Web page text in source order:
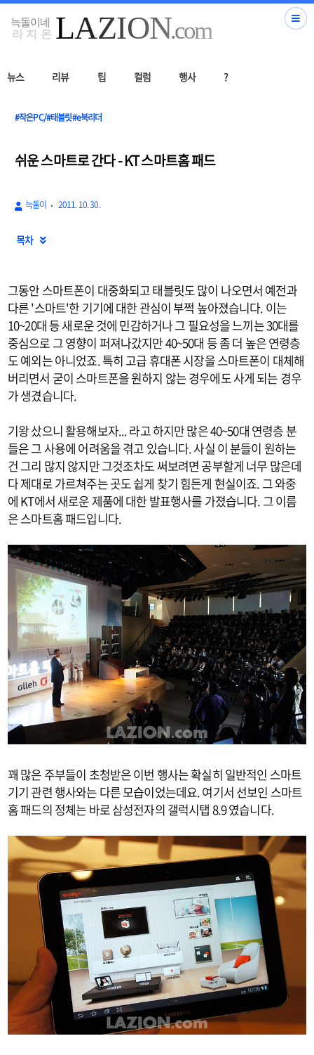
뉴스 리뷰 팁 컬럼 행사 ?
#작은PC/#태블릿#e북리더
쉬운 스마트로 간다 - KT 스마트홈 패드
늑돌이 2011. 10. 30.
목차 
그동안 스마트폰이 대중화되고 태블릿도 많이 나오면서 예전과
다른 '스마트'한 기기에 대한 관심이 부쩍 높아졌습니다. 이는
10~20대 등 새로운 것에 민감하거나 그 필요성을 느끼는 30대를
중심으로 그 영향이 퍼져나갔지만 40~50대 등 좀 더 높은 연령층
도 예외는 아니었죠. 특히 고급 휴대폰 시장을 스마트폰이 대체해
버리면서 굳이 스마트폰을 원하지 않는 경우에도 사게 되는 경우
가 생겼습니다.
기왕 샀으니 활용해보자... 라고 하지만 많은 40~50대 연령층 분
들은 그 사용에 어려움을 겪고 있습니다. 사실 이 분들이 원하는
건 그리 많지 않지만 그것조차도 써보려면 공부할게 너무 많은데
다 제대로 가르쳐주는 곳도 쉽게 찾기 힘든게 현실이죠. 그 와중
에 KT에서 새로운 제품에 대한 발표행사를 가졌습니다. 그 이름
은 스마트홈 패드입니다.
꽤 많은 주부들이 초청받은 이번 행사는 확실히 일반적인 스마트
기기 관련 행사와는 다른 모습이었는데요. 여기서 선보인 스마트
홈 패드의 정체는 바로 삼성전자의 갤럭시탭 8.9 였습니다.